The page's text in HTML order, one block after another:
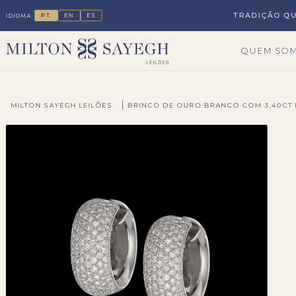
IDIOMA: PT EN ES TRADIÇÃO
QUEM
MILTON SAYEGH LEILÕES BRINCO DE OURO BRANCO COM 3,40CT